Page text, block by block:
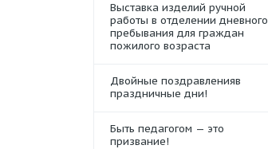
Выставка изделий ручной
работы в отделении дневного
пребывания для граждан
пожилого возраста
Двойные поздравленияв
праздничные дни!
Быть педагогом — это
призвание!